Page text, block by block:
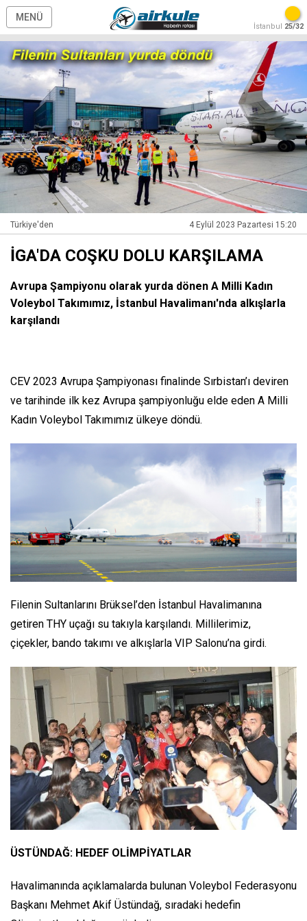
MENÜ
İstanbul 25/32
Türkiye'den 4 Eylül 2023 Pazartesi 15:20
İGA'DA COŞKU DOLU KARŞILAMA
Avrupa Şampiyonu olarak yurda dönen A Milli Kadın
Voleybol Takımımız, İstanbul Havalimanı'nda alkışlarla
karşılandı
CEV 2023 Avrupa Şampiyonası finalinde Sırbistan’ı deviren
ve tarihinde ilk kez Avrupa şampiyonluğu elde eden A Milli
Kadın Voleybol Takımımız ülkeye döndü.
Filenin Sultanlarını Brüksel’den İstanbul Havalimanına
getiren THY uçağı su takıyla karşılandı. Millilerimiz,
çiçekler, bando takımı ve alkışlarla VIP Salonu’na girdi.
ÜSTÜNDAĞ: HEDEF OLİMPİYATLAR
Havalimanında açıklamalarda bulunan Voleybol Federasyonu
Başkanı Mehmet Akif Üstündağ, sıradaki hedefin